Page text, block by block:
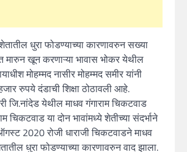
धुरा फोडण्याच्या कारणावरुन सख्या
मारुन खून करणाऱ्या भावास भोकर येथील
मोहम्मद नासीर मोहम्मद समीर यांनी
रुपये दंडाची शिक्षा ठोठावली आहे.
जि.नांदेड येथील माधव गंगाराम चिकटवाड
चिकटवाड या दोन भावांमध्ये शेतीच्या संदर्भाने
2020 रोजी धाराजी चिकटवाडने माधव
धुरा फोडण्याच्या कारणावरुन वाद झाला.